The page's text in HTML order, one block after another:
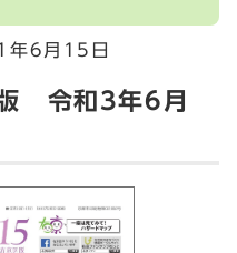
年6月15日
令和3年6月